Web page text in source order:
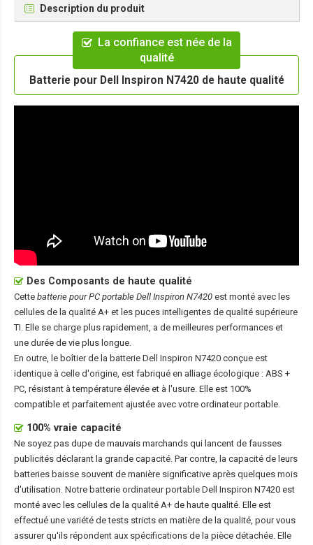
Description du produit
La confiance est née de la
qualité
Batterie pour Dell Inspiron N7420 de haute qualité
Des Composants de haute qualité
Cette batterie pour PC portable Dell Inspiron N7420 est monté avec les
cellules de la qualité A+ et les puces intelligentes de qualité supérieure
TI. Elle se charge plus rapidement, a de meilleures performances et
une durée de vie plus longue.
En outre, le boîtier de la batterie Dell Inspiron N7420 conçue est
identique à celle d'origine, est fabriqué en alliage écologique : ABS +
PC, résistant à température élevée et à l'usure. Elle est 100%
compatible et parfaitement ajustée avec votre ordinateur portable.
100% vraie capacité
Ne soyez pas dupe de mauvais marchands qui lancent de fausses
publicités déclarant la grande capacité. Par contre, la capacité de leurs
batteries baisse souvent de manière significative après quelques mois
d'utilisation. Notre batterie ordinateur portable Dell Inspiron N7420 est
monté avec les cellules de la qualité A+ de haute qualité. Elle est
effectué une variété de tests stricts en matière de la qualité, pour vous
assurer qu'ils répondent aux spécifications de la pièce détachée. Elle